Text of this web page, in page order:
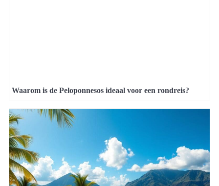
Waarom is de Peloponnesos ideaal voor een rondreis?